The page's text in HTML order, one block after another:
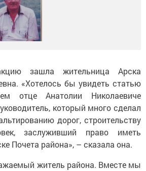
зашла жительница Арска
«Хотелось бы увидеть статью
отце Анатолии Николаевиче
который много сделал
дорог, строительству
заслуживший право иметь
Почета района», – сказала она.
житель района. Вместе мы